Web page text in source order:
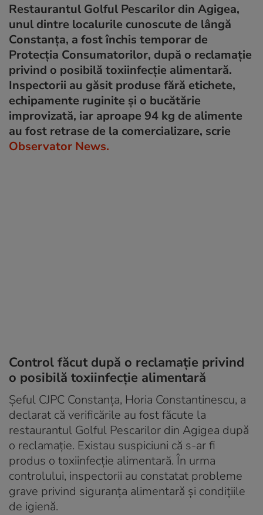
Restaurantul Golful Pescarilor din Agigea,
unul dintre localurile cunoscute de lângă
Constanța, a fost închis temporar de
Protecția Consumatorilor, după o reclamație
privind o posibilă toxiinfecție alimentară.
Inspectorii au găsit produse fără etichete,
echipamente ruginite și o bucătărie
improvizată, iar aproape 94 kg de alimente
au fost retrase de la comercializare, scrie
Observator News.
Control făcut după o reclamație privind
o posibilă toxiinfecție alimentară
Șeful CJPC Constanța, Horia Constantinescu, a
declarat că verificările au fost făcute la
restaurantul Golful Pescarilor din Agigea după
o reclamație. Existau suspiciuni că s-ar fi
produs o toxiinfecție alimentară. În urma
controlului, inspectorii au constatat probleme
grave privind siguranța alimentară și condițiile
de igienă.